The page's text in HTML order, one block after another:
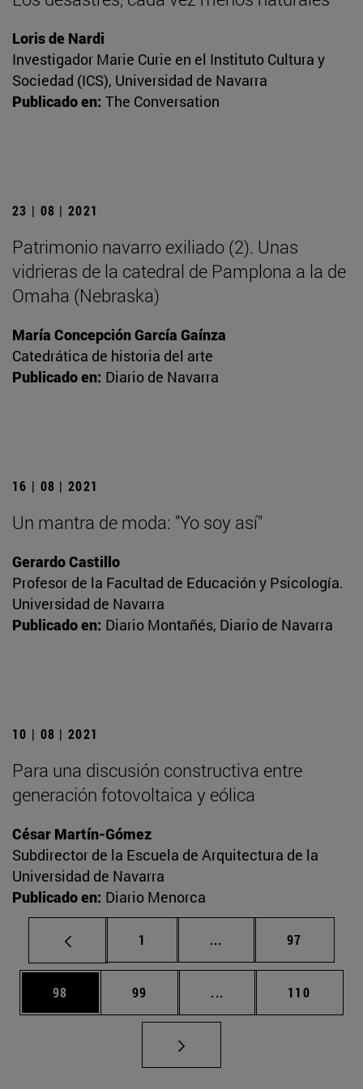
Loris de Nardi
Investigador Marie Curie en el Instituto Cultura y
Sociedad (ICS), Universidad de Navarra
Publicado en: The Conversation
23 | 08 | 2021
Patrimonio navarro exiliado (2). Unas
vidrieras de la catedral de Pamplona a la de
Omaha (Nebraska)
María Concepción García Gaínza
Catedrática de historia del arte
Publicado en: Diario de Navarra
16 | 08 | 2021
Un mantra de moda: "Yo soy así"
Gerardo Castillo
Profesor de la Facultad de Educación y Psicología.
Universidad de Navarra
Publicado en: Diario Montañés, Diario de Navarra
10 | 08 | 2021
Para una discusión constructiva entre
generación fotovoltaica y eólica
César Martín-Gómez
Subdirector de la Escuela de Arquitectura de la
Universidad de Navarra
Publicado en: Diario Menorca
Página
1 ... Páginas intermedias
Página
97
Página
98 Página
99 ... Páginas intermedias
Página
110